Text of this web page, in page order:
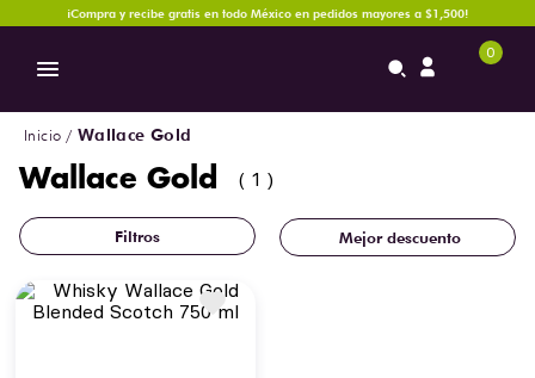
¡Compra y recibe gratis en todo México en pedidos mayores a $1,500!
0
Wallace Gold
Wallace Gold 1
Mejor descuento